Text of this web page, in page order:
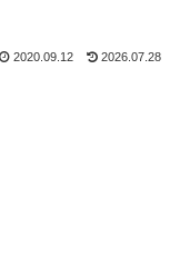
2020.09.12 2026.07.28